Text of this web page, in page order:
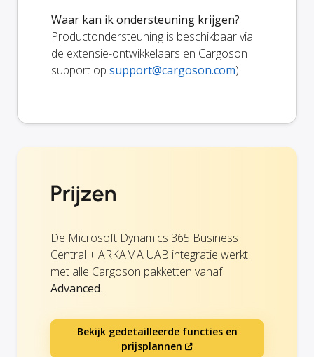
Waar kan ik ondersteuning krijgen?
Productondersteuning is beschikbaar via
de extensie-ontwikkelaars en Cargoson
support op support@cargoson.com).
Prijzen
De Microsoft Dynamics 365 Business
Central + ARKAMA UAB integratie werkt
met alle Cargoson pakketten vanaf
Advanced.
Bekijk gedetailleerde functies en
prijsplannen